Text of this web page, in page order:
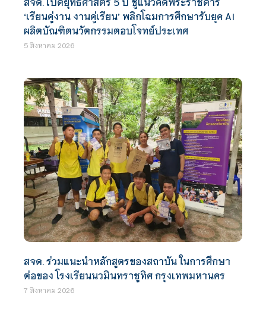
‘เรียนคู่งาน งานคู่เรียน’ พลิกโฉมการศึกษารับยุค AI
ผลิตบัณฑิตนวัตกรรมตอบโจทย์ประเทศ
5 สิงหาคม 2026
สจด. ร่วมแนะนำหลักสูตรของสถาบัน ในการศึกษา
ต่อของ โรงเรียนนวมินทราชูทิศ กรุงเทพมหานคร
7 สิงหาคม 2026